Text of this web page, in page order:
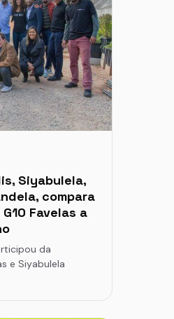
Siyabulela,
compara
Favelas a
da
e Siyabulela